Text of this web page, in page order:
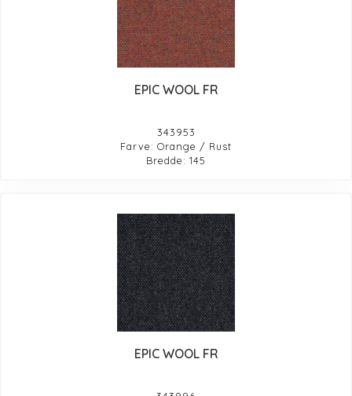
EPIC WOOL FR
343953
Farve: Orange / Rust
Bredde: 145
EPIC WOOL FR